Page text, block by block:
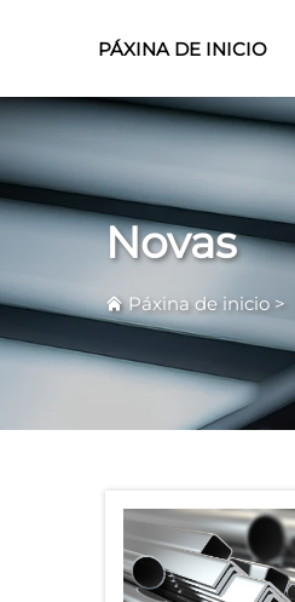
PÁXINA DE INICIO
Novas
Páxina de inicio >